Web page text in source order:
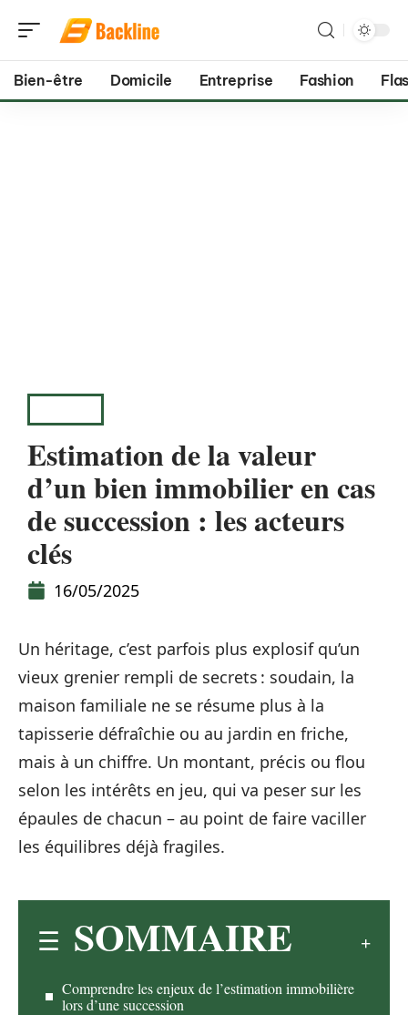
Bien-être Domicile Entreprise Fashion
Estimation de la valeur
d’un bien immobilier en cas
de succession : les acteurs
clés
16/05/2025
Un héritage, c’est parfois plus explosif qu’un
vieux grenier rempli de secrets : soudain, la
maison familiale ne se résume plus à la
tapisserie défraîchie ou au jardin en friche,
mais à un chiffre. Un montant, précis ou flou
selon les intérêts en jeu, qui va peser sur les
épaules de chacun – au point de faire vaciller
les équilibres déjà fragiles.
SOMMAIRE
Comprendre les enjeux de l’estimation immobilière
lors d’une succession